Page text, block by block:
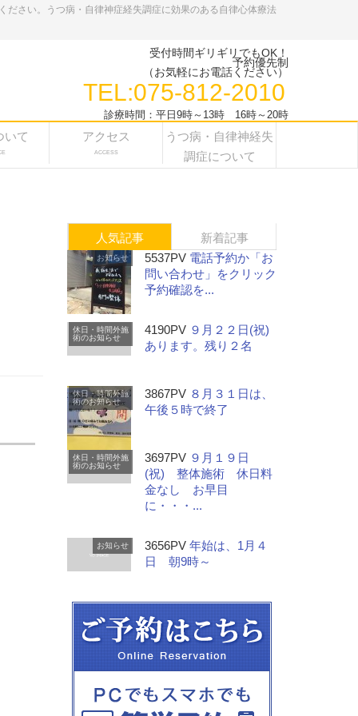
さい。うつ病・自律神症経失調症に効果のある自律心体療法
受付時間ギリギリでもOK！
予約優先制
（お気軽にお電話ください）
TEL:075-812-2010
診療時間：平日9時～13時 16時～20時
いて アクセス
ACCESS
うつ病・自律神経失
調症について
人気記事 新着記事
お知らせ 5537PV 電話予約か「お
問い合わせ」をクリック
予約確認を...
休日・時間外施
術のお知らせ
4190PV ９月２２日(祝)
あります。残り２名
休日・時間外施
術のお知らせ
3867PV ８月３１日は、
午後５時で終了
休日・時間外施
術のお知らせ
3697PV ９月１９日
(祝) 整体施術 休日料
金なし お早目
に・・・...
お知らせ 3656PV 年始は、1月４
日 朝9時～